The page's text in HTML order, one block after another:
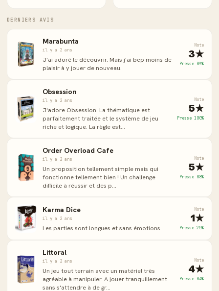
DERNIERS AVIS
Marabunta
il y a 2 ans
J'ai adoré le découvrir. Mais j'ai bcp moins de
plaisir à y jouer de nouveau.
Note
3★
Presse 89%
Obsession
il y a 2 ans
J'adore Obsession. La thématique est
parfaitement traitée et le système de jeu
riche et logique. La règle est...
Note
5★
Presse 100%
Order Overload Cafe
il y a 2 ans
Un proposition tellement simple mais qui
fonctionne tellement bien ! Un challenge
difficile à réussir et des p...
Note
5★
Presse 88%
Karma Dice
il y a 2 ans
Les parties sont longues et sans émotions.
Note
1★
Presse 25%
Littoral
il y a 2 ans
Un jeu tout terrain avec un matériel très
agréable à manipuler. A jouer tranquillement
sans s'attendre à de gr...
Note
4★
Presse 84%